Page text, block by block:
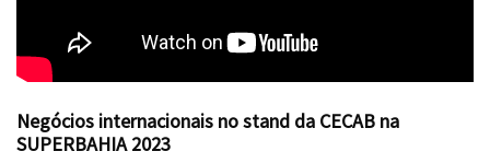
Negócios internacionais no stand da CECAB na
SUPERBAHIA 2023